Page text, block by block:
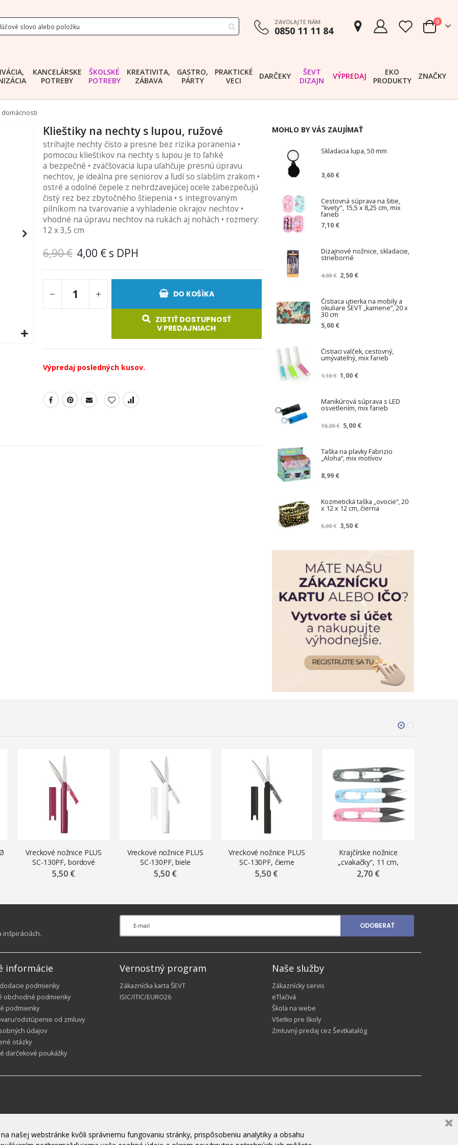
ZAVOLAJTE NÁM
0850 11 11 84 Cart
0
KANCELÁRSKE
POTREBY
ŠKOLSKÉ
POTREBY
KREATIVITA,
ZÁBAVA
GASTRO,
PÁRTY
PRAKTICKÉ
VECI
DARČEKY
ŠEVT
DIZAJN
VÝPREDAJ
EKO
PRODUKTY
ZNAČKY
domácnosti
Klieštiky na nechty s lupou, ružové
strihajte nechty čisto a presne bez rizika poranenia •
pomocou klieštikov na nechty s lupou je to ľahké
a bezpečné • zväčšovacia lupa uľahčuje presnú úpravu
nechtov, je ideálna pre seniorov a ľudí so slabším zrakom •
ostré a odolné čepele z nehrdzavejúcej ocele zabezpečujú
čistý rez bez zbytočného štiepenia • s integrovaným
pilníkom na tvarovanie a vyhladenie okrajov nechtov •
vhodné na úpravu nechtov na rukách aj nohách • rozmery:
12 x 3,5 cm
6,90 € 4,00 €
DO KOŠÍKA
ZISTIŤ DOSTUPNOSŤ
V PREDAJNIACH
Výpredaj posledných kusov.
MOHLO BY VÁS ZAUJÍMAŤ
Skladacia lupa, 50 mm
3,60 €
Cestovná súprava na šitie,
"kvety", 15,5 x 8,25 cm, mix
farieb
7,10 €
Dizajnové nožnice, skladacie,
strieborné
4,00 €
Z
ž
e
n
a
2,50 €
Čistiaca utierka na mobily a
okuliare ŠEVT „kamene“, 20 x
30 cm
5,00 €
Čistiaci valček, cestovný,
umývateľný, mix farieb
1,10 €
Z
ž
e
á
n
a
1,00 €
Manikúrová súprava s LED
osvetlením, mix farieb
10,20 €
Z
ž
e
n
a
5,00 €
Taška na plavky Fabrizio
„Aloha“, mix motívov
8,99 €
Kozmetická taška „ovocie“, 20
x 12 x 12 cm, čierna
5,00 €
Z
ž
á
c
n
a
3,50 €
Vreckové nožnice PLUS
SC-130PF, bordové
5,50 €
Vreckové nožnice PLUS
SC-130PF, biele
5,50 €
Vreckové nožnice PLUS
SC-130PF, čierne
5,50 €
Krajčírske nožnice
„cvakačky“, 11 cm,
kovové, mix farieb
2,70 €
ODOBERAŤ
informácie
podmienky
obchodné podmienky
podmienky
odstúpenie od zmluvy
údajov
otázky
darčekové poukážky
Vernostný program
Zákaznícka karta ŠEVT
ISIC/ITIC/EURO26
Naše služby
Zákaznícky servis
eTlačivá
Škola na webe
Všetko pre školy
Zmluvný predaj cez Ševtkatalóg
našej webstránke kvôli správnemu fungovaniu stránky, prispôsobeniu analytiky a obsahu